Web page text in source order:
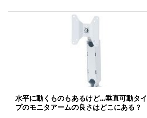
水平に動くものもあるけど…垂直可動タイ
プのモニタアームの良さはどこにある？